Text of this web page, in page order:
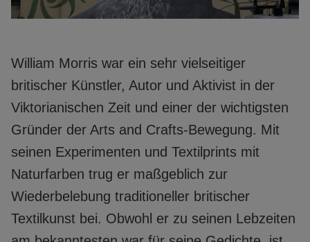
William Morris war ein sehr vielseitiger
britischer Künstler, Autor und Aktivist in der
Viktorianischen Zeit und einer der wichtigsten
Gründer der Arts and Crafts-Bewegung. Mit
seinen Experimenten und Textilprints mit
Naturfarben trug er maßgeblich zur
Wiederbelebung traditioneller britischer
Textilkunst bei. Obwohl er zu seinen Lebzeiten